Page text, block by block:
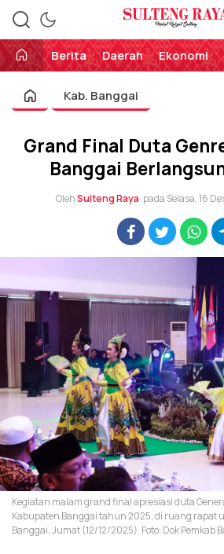
Sulteng Raya
Perekat Rakyat
Berita
Daerah Ekonomi
Kab. Banggai
Grand Final Duta
Banggai
OlehSulteng Raya pada Selasa, 16
Kegiatan malam grand final apresiasi duta
Kabupaten Banggai tahun 2025, di ruang rapat
Banggai, Jumat (12/12/2025). Foto: Dok Pemkab